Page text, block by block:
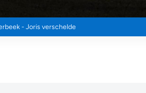
- Joris verschelde